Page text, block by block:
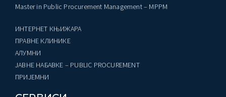
Master in Public Procurement Management – MPPM
ИНТЕРНЕТ КЊИЖАРА
ПРАВНЕ КЛИНИКЕ
AЛУМНИ
ЈАВНЕ НАБАВКЕ – PUBLIC PROCUREMENT
ПРИЈЕМНИ